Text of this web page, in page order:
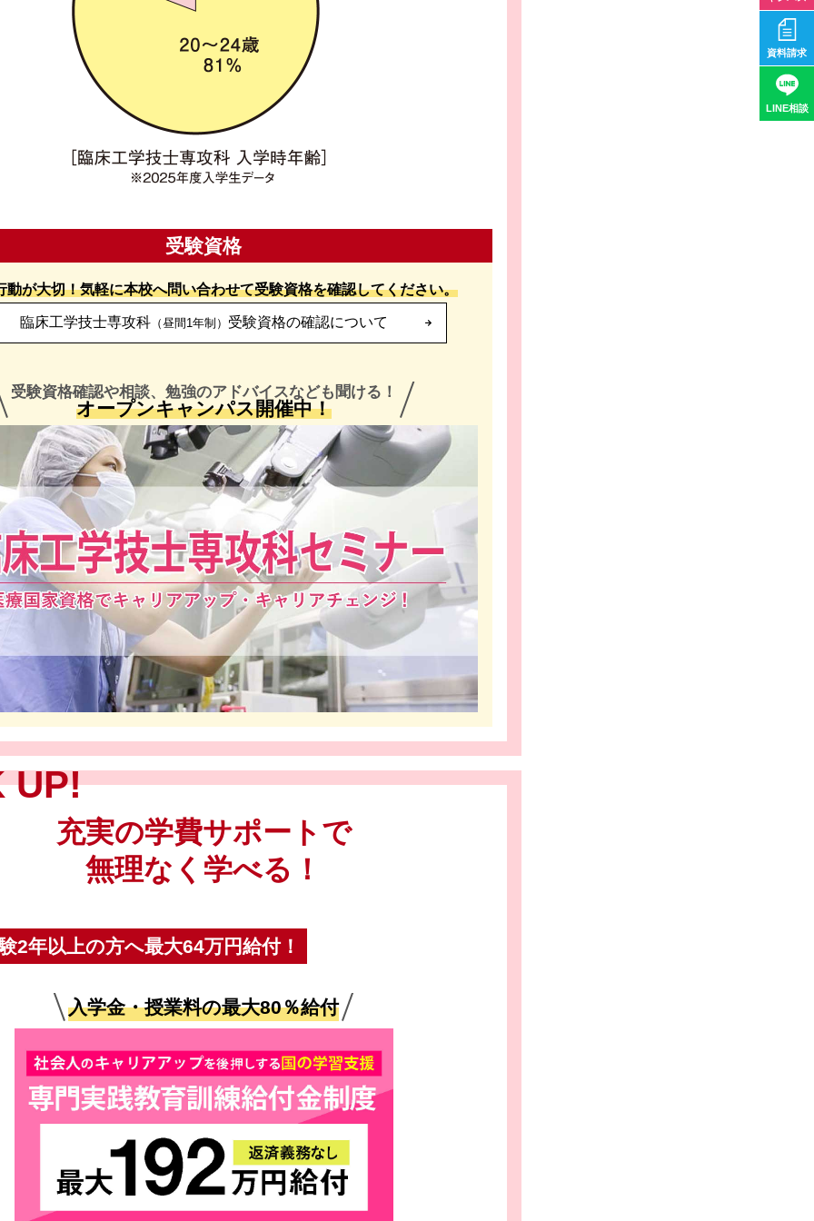
受験資格
動が大切！気軽に本校へ問い合わせて受験資格を確認してください。
臨床工学技士専攻科（昼間1年制） 受験資格の確認について
受験資格確認や相談、 勉強のアドバイスなども聞ける！
オープンキャンパス開催中！
UP!
充実の学費サポートで
無理なく学べる！
2年以上の方へ最大64万円給付！
入学金・授業料の最大80％給付
資料請求
LINE相談